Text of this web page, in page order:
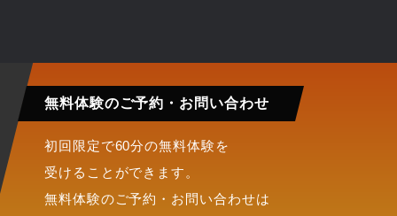
無料体験のご予約・お問い合わせ
初回限定で60分の無料体験を
受けることができます。
無料体験のご予約・お問い合わせは